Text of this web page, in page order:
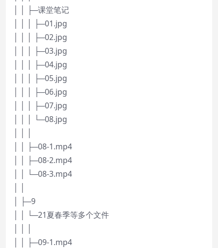
│ │ ├─课堂笔记
│ │ │ ├─01.jpg
│ │ │ ├─02.jpg
│ │ │ ├─03.jpg
│ │ │ ├─04.jpg
│ │ │ ├─05.jpg
│ │ │ ├─06.jpg
│ │ │ ├─07.jpg
│ │ │ └─08.jpg
│ │ ├─08-1.mp4
│ │ ├─08-2.mp4
│ │ └─08-3.mp4
│ ├─9
│ │ └─21夏春季等多个文件
│ │ ├─09-1.mp4